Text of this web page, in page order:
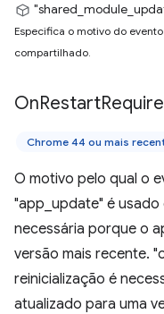
Especifica o motivo do
compartilhado.
OnRestart
Chrome 44 ou mais
O motivo pelo qual o
"app_update" é
necessária porque o
versão mais recente.
reinicialização é
atualizado para uma